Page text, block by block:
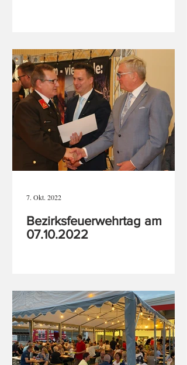
Bezirksfeuerwehrtag am
07.10.2022
7. Okt. 2022